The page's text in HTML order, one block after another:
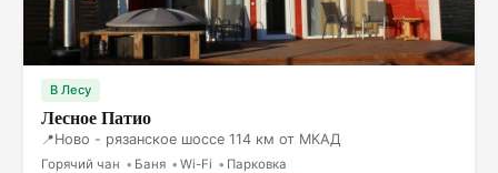
В Лесу
Лесное Патио
Ново - рязанское шоссе 114 км от МКАД
Горячий чан Баня Wi-Fi Парковка